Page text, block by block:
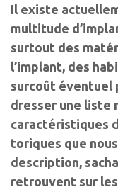
Il existe
multitude
surtout des
l’implant, des
surcoût éventuel
dresser une liste
caractéristiques
toriques que
description,
retrouvent sur